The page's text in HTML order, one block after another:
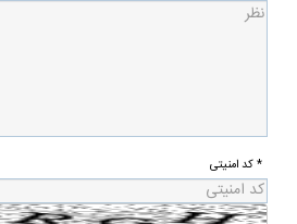
* کد امنیتی